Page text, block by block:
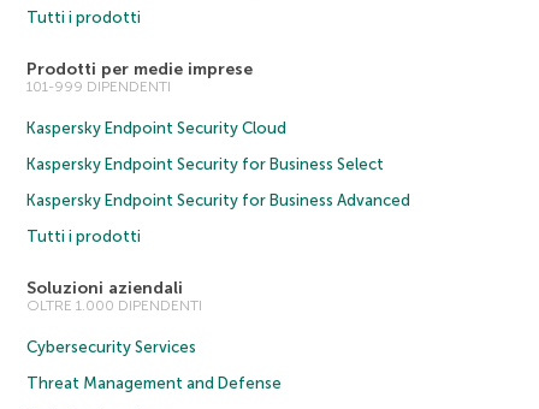
Tutti i prodotti
Prodotti per medie imprese
101-999 DIPENDENTI
Kaspersky Endpoint Security Cloud
Kaspersky Endpoint Security for Business Select
Kaspersky Endpoint Security for Business Advanced
Tutti i prodotti
Soluzioni aziendali
OLTRE 1.000 DIPENDENTI
Cybersecurity Services
Threat Management and Defense